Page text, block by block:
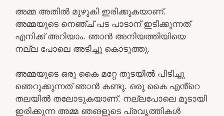
അമ്മ അതിൽ മുഴുകി ഇരിക്കുകയാണ്.
അമ്മയുടെ നെഞ്ച് പട പാടാന് ഇടിക്കുന്നത്
എനിക്ക് അറിയാം. ഞാൻ അനിയത്തിയിയെ
നല്ല പോലെ അടിച്ചു കൊടുത്തു.
അമ്മയുടെ ഒരു കൈ മറ്റേ തുടയിൽ പിടിച്ചു
ഞെറുക്കുന്നത് ഞാൻ കണ്ടു. ഒരു കൈ എൻ്റെ
തലയിൽ തലോടുകയാണ്. നല്ലപോലെ മൂടായി
ഇരിക്കുന്ന അമ്മ ഞങളുടെ പ്രവൃത്തികൾ